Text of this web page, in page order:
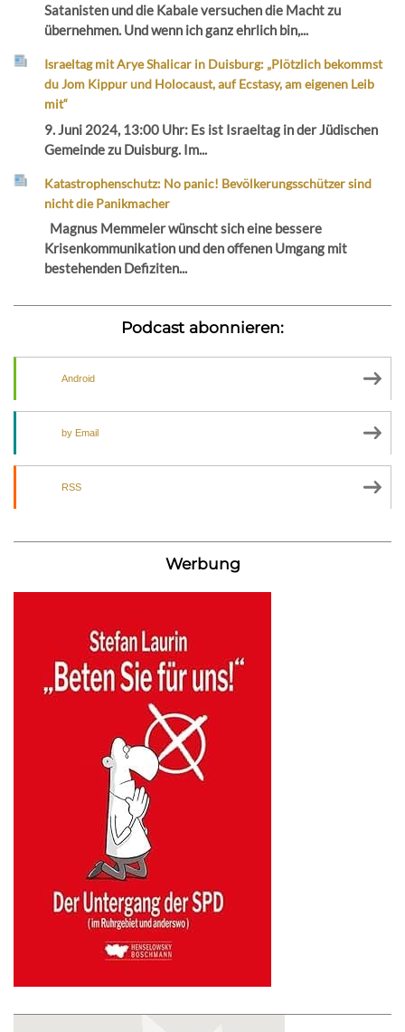
Satanisten und die Kabale versuchen die Macht zu
übernehmen. Und wenn ich ganz ehrlich bin,...
Israeltag mit Arye Shalicar in Duisburg: „Plötzlich bekommst
du Jom Kippur und Holocaust, auf Ecstasy, am eigenen Leib
mit“
9. Juni 2024, 13:00 Uhr: Es ist Israeltag in der Jüdischen
Gemeinde zu Duisburg. Im...
Katastrophenschutz: No panic! Bevölkerungsschützer sind
nicht die Panikmacher
Magnus Memmeler wünscht sich eine bessere
Krisenkommunikation und den offenen Umgang mit
bestehenden Defiziten...
Podcast abonnieren:
Android
by Email
RSS
Werbung